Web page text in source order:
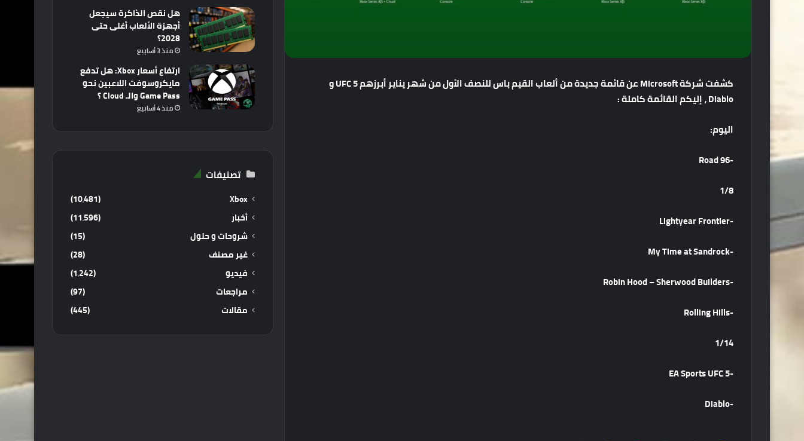
كشفتشركة عنقائمةجديدةمنألعابالقيمباسللنصفالأولمنشهرينايرأبرزهم
و
Diablo،إليكمالقائمةكاملة:
اليوم:
-Road 96
1/8
-Lightyear Frontier
-My Time at Sandrock
-Robin Hood – Sherwood Builders
-Rolling Hills
1/14
-EA Sports UFC 5
-Diablo
هل نقص الذاكرة سيجعل
أجهزة الألعاب أغلى حتى
2028؟
منذ 3 أسابيع
ارتفاع أسعار Xbox: هل تدفع
مايكروسوفت اللاعبين نحو
Game Pass والـ Cloud ؟
منذ 4 أسابيع
تصنيفات
Xbox
(10٬481)
أخبار
(11٬596)
شروحات و حلول
(15)
غير مصنف
(28)
فيديو
(1٬242)
مراجعات
(97)
مقالات
(445)